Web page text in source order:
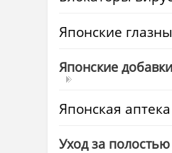
Японские
Японские
Японская аптека
Уход за полостью